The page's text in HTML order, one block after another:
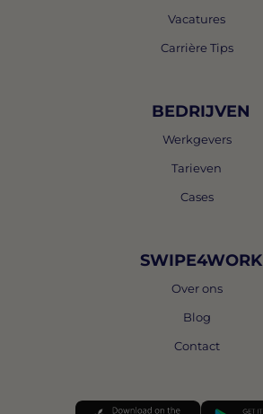
Vacatures
Carrière Tips
BEDRIJVEN
Werkgevers
Tarieven
Cases
SWIPE4WORK
Over ons
Blog
Contact